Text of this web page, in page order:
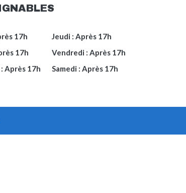
17h
17h
Après 17h
Jeudi : Après 17h
Vendredi : Après 17h
Samedi : Après 17h